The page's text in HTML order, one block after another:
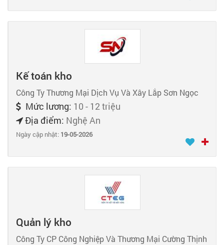
Kế toán kho
Công Ty Thương Mại Dịch Vụ Và Xây Lắp Sơn Ngọc
Mức lương: 10 - 12 triệu
Địa điểm: Nghệ An
Ngày cập nhật: 19-05-2026
Quản lý kho
Công Ty CP Công Nghiệp Và Thương Mại Cường Thịnh